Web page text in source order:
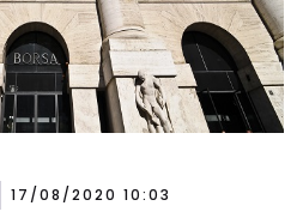
17/08/2020 10:03